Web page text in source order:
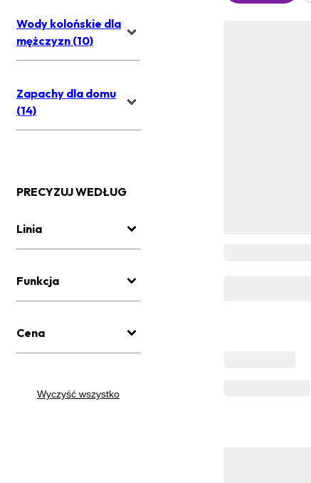
Wody kolońskie dla
mężczyzn (10)
Zapachy dla domu
(14)
PRECYZUJ WEDŁUG
Linia
Funkcja
Cena
Wyczyść wszystko